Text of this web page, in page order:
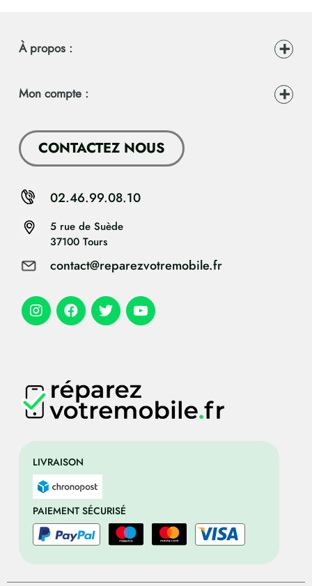
LIVRAISON
PAIEMENT SÉCURISÉ
À propos :
Mon compte :
CONTACTEZ NOUS
5 rue de Suède
37100 Tours
contact@reparezvotremobile.fr
02.46.99.08.10